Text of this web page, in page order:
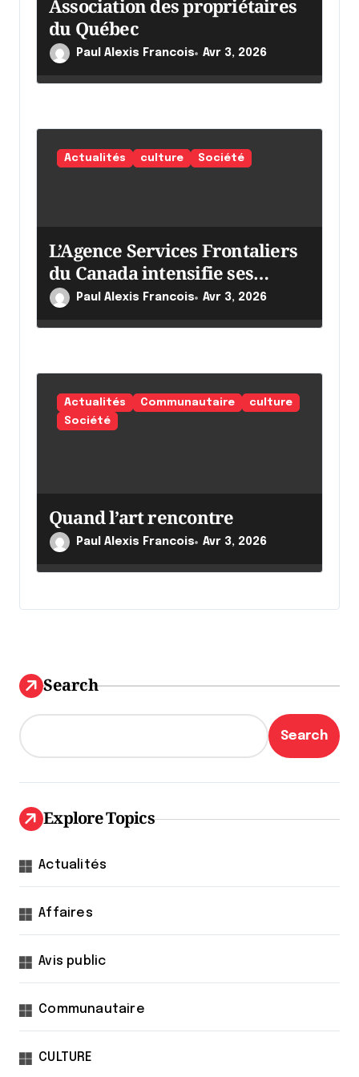
t
i
c
l
Association des propriétaires
du Québec
Paul Alexis Francois Avr 3, 2026
Actualités culture Société
L’Agence Services Frontaliers
du Canada intensifie ses
effortsPaul Alexis Francois Avr 3, 2026
Actualités Communautaire
culture
Société
Quand l’art rencontre
Paul Alexis Francois Avr 3, 2026
Search
Search
Explore Topics
Actualités
Affaires
Avis public
Communautaire
CULTURE